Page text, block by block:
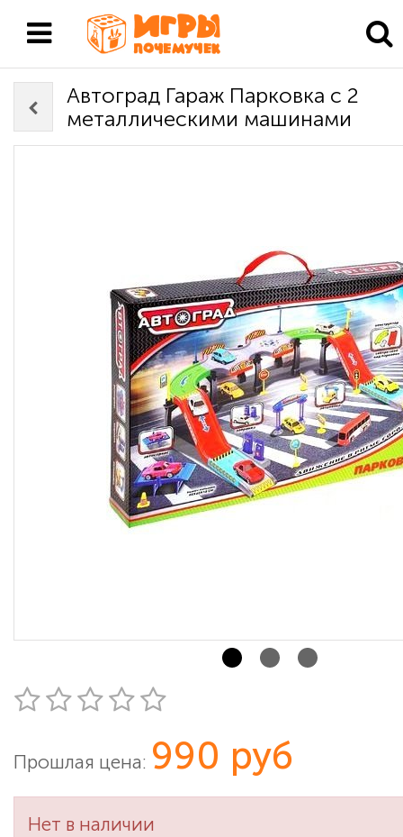
Автоград Гараж Парковка с 2
металлическими машинами
Прошлая цена: 990 руб
Нет в наличии